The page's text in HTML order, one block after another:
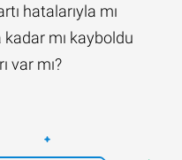
hatalarıyla mı
kadar mı kayboldu
var mı?